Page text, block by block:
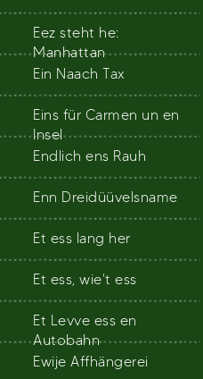
Eez steht he:
Manhattan
Ein Naach Tax
Eins für Carmen un en
Insel
Endlich ens Rauh
Enn Dreidüüvelsname
Et ess lang her
Et ess, wie't ess
Et Levve ess en
Autobahn
Ewije Affhängerei